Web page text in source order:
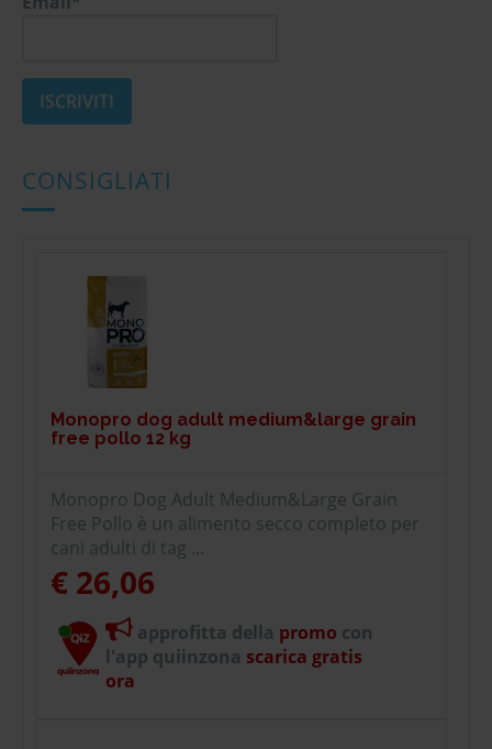
CONSIGLIATI
Monopro dog adult medium&large grain
free pollo 12 kg
Monopro Dog Adult Medium&Large Grain
Free Pollo è un alimento secco completo per
cani adulti di tag ...
€ 26,06
approfitta della promo con
l'app quiinzona scarica gratis
ora